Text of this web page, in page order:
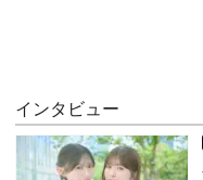
インタビュー